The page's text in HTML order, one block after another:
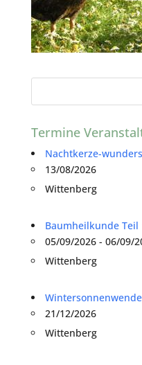
Termine
Nachtkerze-
13/08/2026
Wittenberg
Baumheilkunde Teil
05/09/2026 - 06/09/
Wittenberg
Wintersonnenwende
21/12/2026
Wittenberg